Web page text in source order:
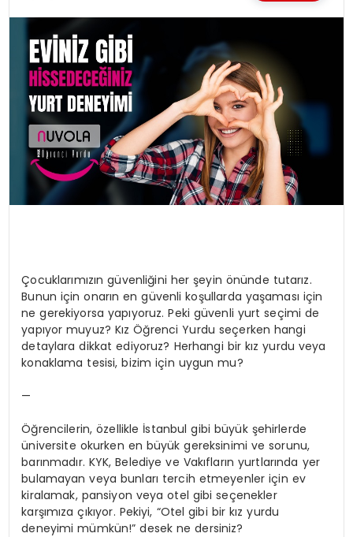
Çocuklarımızın güvenliğini her şeyin önünde tutarız.
Bunun için onarın en güvenli koşullarda yaşaması için
ne gerekiyorsa yapıyoruz. Peki güvenli yurt seçimi de
yapıyor muyuz? Kız Öğrenci Yurdu seçerken hangi
detaylara dikkat ediyoruz? Herhangi bir kız yurdu veya
konaklama tesisi, bizim için uygun mu?
—
Öğrencilerin, özellikle İstanbul gibi büyük şehirlerde
üniversite okurken en büyük gereksinimi ve sorunu,
barınmadır. KYK, Belediye ve Vakıfların yurtlarında yer
bulamayan veya bunları tercih etmeyenler için ev
kiralamak, pansiyon veya otel gibi seçenekler
karşımıza çıkıyor. Pekiyi, “Otel gibi bir kız yurdu
deneyimi mümkün!” desek ne dersiniz?